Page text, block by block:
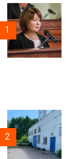
1
2